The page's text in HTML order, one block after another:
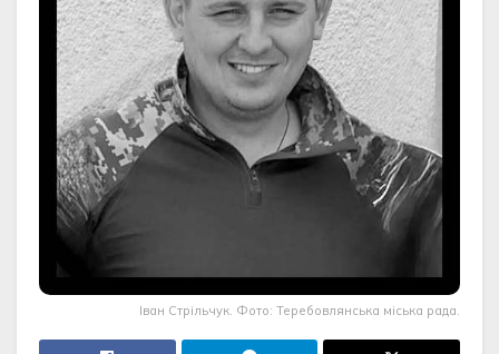
Іван Стрільчук. Фото: Теребовлянська міська рада.